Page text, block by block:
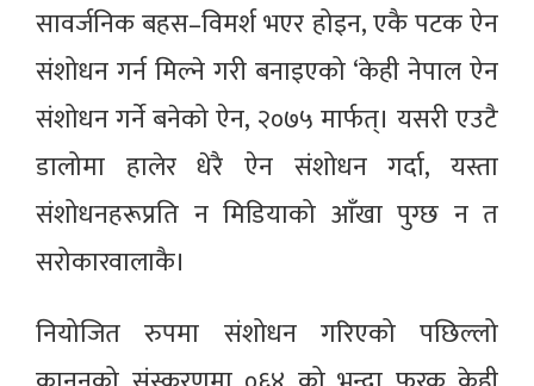
सावर्जनिक बहस–विमर्श भएर होइन, एकै पटक ऐन
संशोधन गर्न मिल्ने गरी बनाइएको ‘केही नेपाल ऐन
संशोधन गर्ने बनेको ऐन, २०७५ मार्फत्। यसरी एउटै
डालोमा हालेर धेरै ऐन संशोधन गर्दा, यस्ता
संशोधनहरूप्रति न मिडियाको आँखा पुग्छ न त
सरोकारवालाकै।
नियोजित रुपमा संशोधन गरिएको पछिल्लो